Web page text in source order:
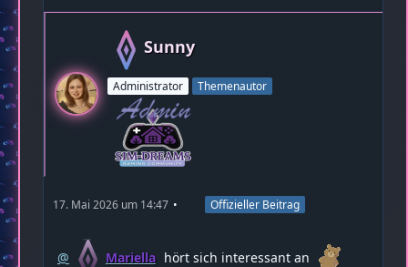
Sunny
Administrator Themenautor
17. Mai 2026 um 14:47 Offizieller Beitrag
Mariella hört sich interessant an